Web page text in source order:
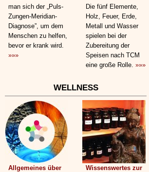
man sich der „Puls-
Zungen-Meridian-
Diagnose”, um dem
Menschen zu helfen,
bevor er krank wird.
»»»
Die fünf Elemente,
Holz, Feuer, Erde,
Metall und Wasser
spielen bei der
Zubereitung der
Speisen nach TCM
eine große Rolle. »»»
WELLNESS
Allgemeines über
Wissenswertes zur